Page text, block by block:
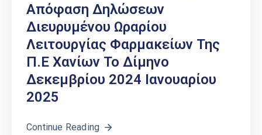
Απόφαση Δηλώσεων
Διευρυμένου Ωραρίου
Λειτουργίας Φαρμακείων Της
Π.Ε Χανίων Το Δίμηνο
Δεκεμβρίου 2024 Ιανουαρίου
2025
Continue Reading